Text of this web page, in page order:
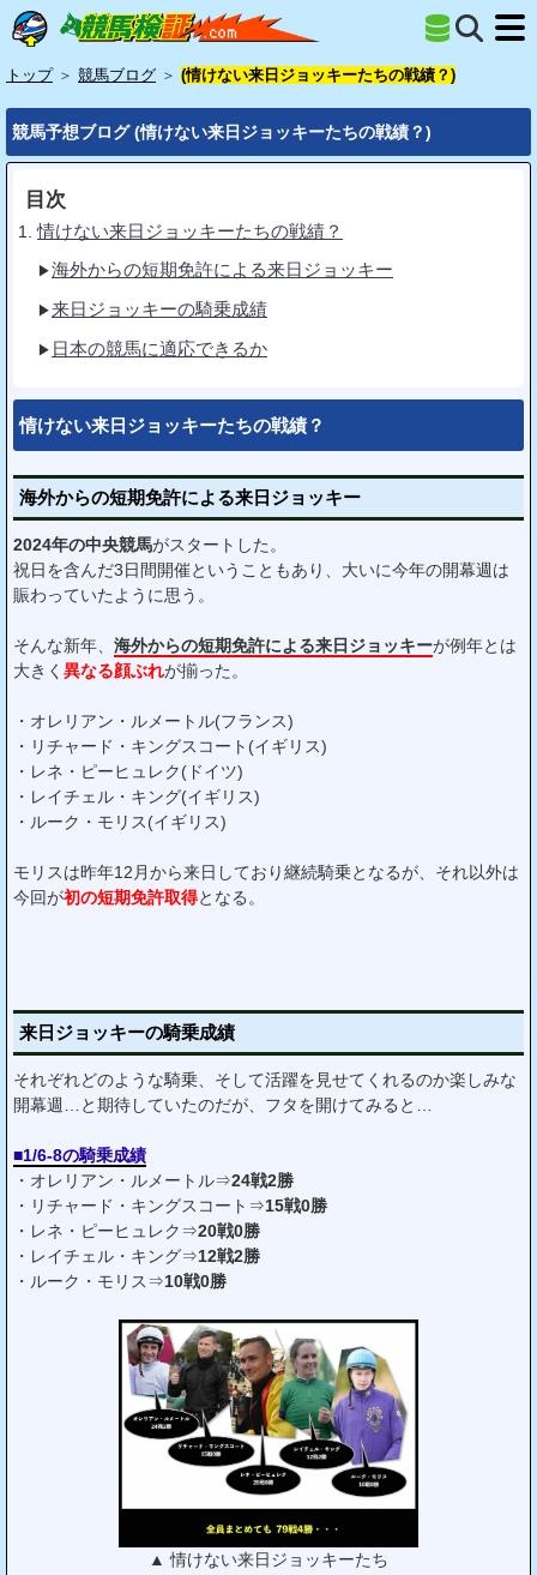
トップ ＞ 競馬ブログ ＞ (情けない来日ジョッキーたちの戦績？)
競馬予想ブログ (情けない来日ジョッキーたちの戦績？)
目次
情けない来日ジョッキーたちの戦績？
海外からの短期免許による来日ジョッキー
来日ジョッキーの騎乗成績
日本の競馬に適応できるか
情けない来日ジョッキーたちの戦績？
海外からの短期免許による来日ジョッキー
2024年の中央競馬がスタートした。
祝日を含んだ3日間開催ということもあり、大いに今年の開幕週は
賑わっていたように思う。
そんな新年、 海外からの短期免許による来日ジョッキーが例年とは
大きく 異なる顔ぶれが揃った。
・オレリアン・ルメートル(フランス)
・リチャード・キングスコート(イギリス)
・レネ・ピーヒュレク(ドイツ)
・レイチェル・キング(イギリス)
・ルーク・モリス(イギリス)
モリスは昨年12月から来日しており継続騎乗となるが、それ以外は
今回が初の短期免許取得となる。
来日ジョッキーの騎乗成績
それぞれどのような騎乗、そして活躍を見せてくれるのか楽しみな
開幕週…と期待していたのだが、フタを開けてみると…
■1/6-8の騎乗成績
・オレリアン・ルメートル⇒24戦2勝
・リチャード・キングスコート⇒15戦0勝
・レネ・ピーヒュレク⇒20戦0勝
・レイチェル・キング⇒12戦2勝
・ルーク・モリス⇒10戦0勝
▲ 情けない来日ジョッキーたち